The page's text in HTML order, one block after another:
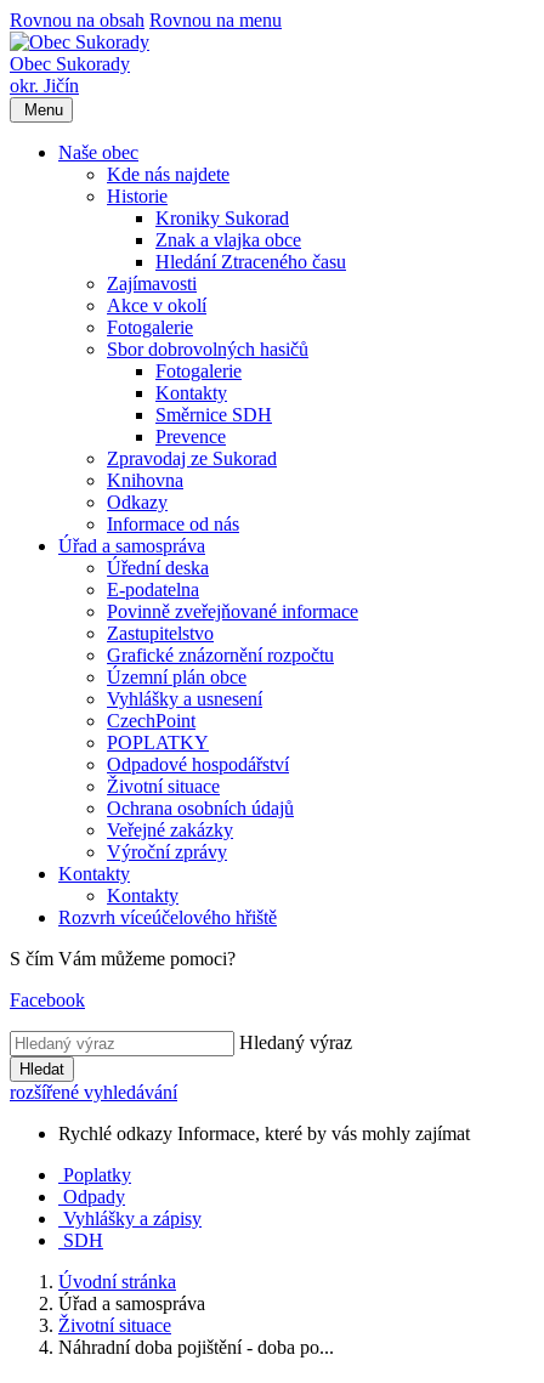
Rovnou na obsah Rovnou na menu
Obec Sukorady
okr. Jičín
Menu
Naše obec
Kde nás najdete
Historie
Kroniky Sukorad
Znak a vlajka obce
Hledání Ztraceného času
Zajímavosti
Akce v okolí
Fotogalerie
Sbor dobrovolných hasičů
Fotogalerie
Kontakty
Směrnice SDH
Prevence
Zpravodaj ze Sukorad
Knihovna
Odkazy
Informace od nás
Úřad a samospráva
Úřední deska
E-podatelna
Povinně zveřejňované informace
Zastupitelstvo
Grafické znázornění rozpočtu
Územní plán obce
Vyhlášky a usnesení
CzechPoint
POPLATKY
Odpadové hospodářství
Životní situace
Ochrana osobních údajů
Veřejné zakázky
Výroční zprávy
Kontakty
Kontakty
Rozvrh víceúčelového hřiště
S čím Vám můžeme pomoci?
Facebook
Hledaný výraz
Hledat
rozšířené vyhledávání
Rychlé odkazy Informace, které by vás mohly zajímat
Poplatky
Odpady
Vyhlášky a zápisy
SDH
Úvodní stránka
Úřad a samospráva
Životní situace
Náhradní doba pojištění - doba po...